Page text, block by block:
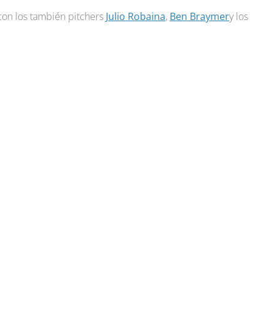
los también pitchers Julio Robaina, Ben Braymery los